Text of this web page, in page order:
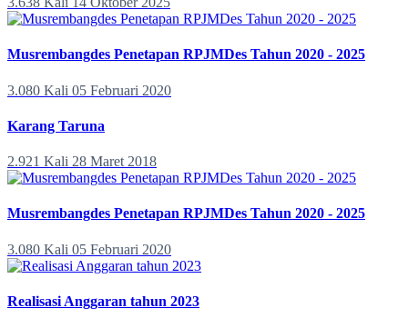
Musrembangdes Penetapan RPJMDes Tahun 2020 - 2025
3.080 Kali 05 Februari 2020
Karang Taruna
2.921 Kali 28 Maret 2018
Musrembangdes Penetapan RPJMDes Tahun 2020 - 2025
3.080 Kali 05 Februari 2020
Realisasi Anggaran tahun 2023